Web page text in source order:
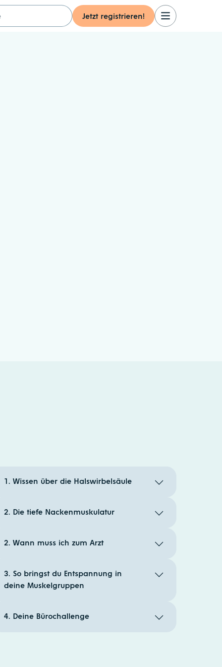
Jetzt registrieren!
1. Wissen über die Halswirbelsäule
2. Die tiefe Nackenmuskulatur
2. Wann muss ich zum Arzt
3. So bringst du Entspannung in
deine Muskelgruppen
4. Deine Bürochallenge